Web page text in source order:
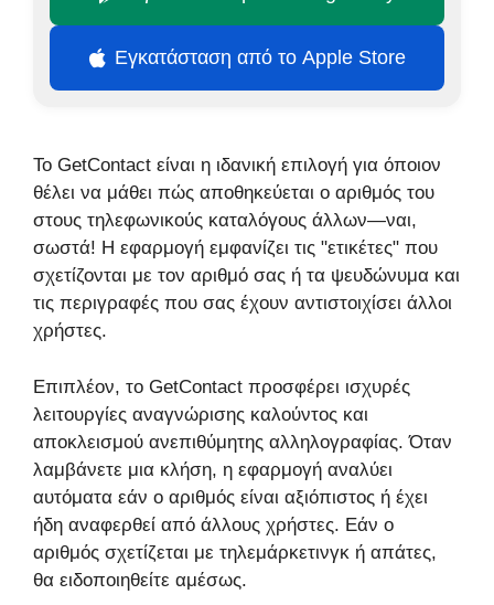
Εγκατάσταση από το Apple Store
Το GetContact είναι η ιδανική επιλογή για όποιον
θέλει να μάθει πώς αποθηκεύεται ο αριθμός του
στους τηλεφωνικούς καταλόγους άλλων—ναι,
σωστά! Η εφαρμογή εμφανίζει τις "ετικέτες" που
σχετίζονται με τον αριθμό σας ή τα ψευδώνυμα και
τις περιγραφές που σας έχουν αντιστοιχίσει άλλοι
χρήστες.
Επιπλέον, το GetContact προσφέρει ισχυρές
λειτουργίες αναγνώρισης καλούντος και
αποκλεισμού ανεπιθύμητης αλληλογραφίας. Όταν
λαμβάνετε μια κλήση, η εφαρμογή αναλύει
αυτόματα εάν ο αριθμός είναι αξιόπιστος ή έχει
ήδη αναφερθεί από άλλους χρήστες. Εάν ο
αριθμός σχετίζεται με τηλεμάρκετινγκ ή απάτες,
θα ειδοποιηθείτε αμέσως.